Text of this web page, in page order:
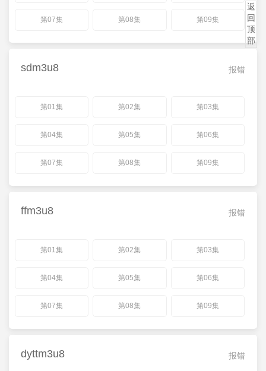
第07集 第08集 第09集
报错
sdm3u8
第01集 第02集 第03集
第04集 第05集 第06集
第07集 第08集 第09集
报错
ffm3u8
第01集 第02集 第03集
第04集 第05集 第06集
第07集 第08集 第09集
报错
dyttm3u8
返
回
顶
部